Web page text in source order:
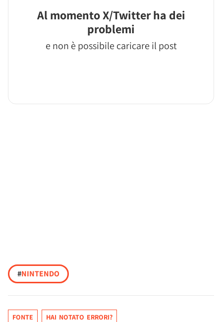
Al momento X/Twitter ha dei
problemi
e non è possibile caricare il post
#NINTENDO
FONTE HAI NOTATO ERRORI?